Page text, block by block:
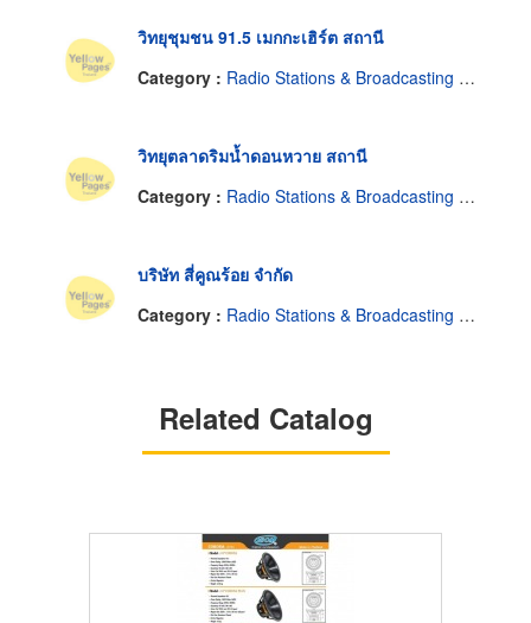
วิทยุชุมชน 91.5 เมกกะเฮิร์ต สถานี
Category : Radio Stations & Broadcasting Companies
วิทยุตลาดริมน้ำดอนหวาย สถานี
Category : Radio Stations & Broadcasting Companies
บริษัท สี่คูณร้อย จำกัด
Category : Radio Stations & Broadcasting Companies
Related Catalog